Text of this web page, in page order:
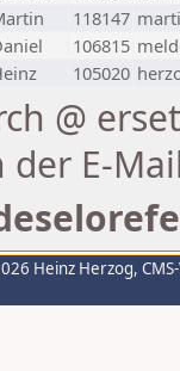
118147
106815
105020
@
E-
Heinz Herzog,